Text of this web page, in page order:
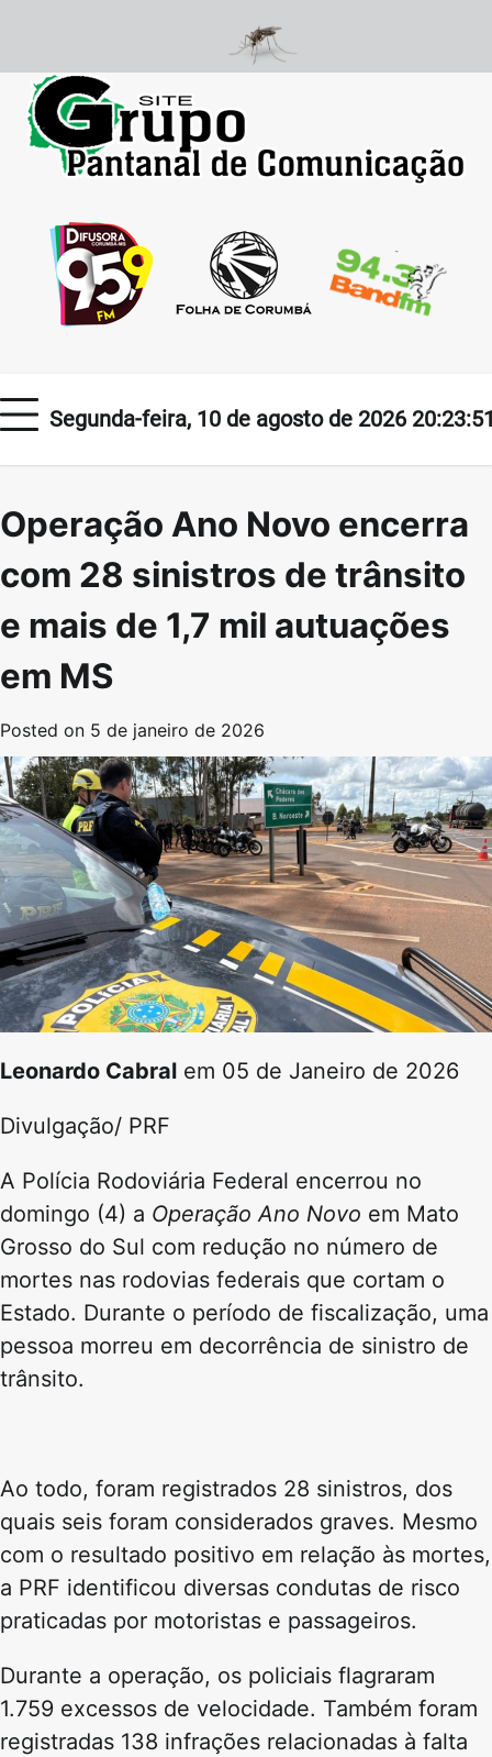
content
Segunda-feira, 10 de agosto de 2026
Operação Ano Novo encerra
com 28 sinistros de trânsito
e mais de 1,7 mil autuações
em MS
Posted on 5 de janeiro de 2026
Leonardo Cabral em 05 de Janeiro de 2026
Divulgação/ PRF
A Polícia Rodoviária Federal encerrou no
domingo (4) a Operação Ano Novo em Mato
Grosso do Sul com redução no número de
mortes nas rodovias federais que cortam o
Estado. Durante o período de fiscalização, uma
pessoa morreu em decorrência de sinistro de
trânsito.
Ao todo, foram registrados 28 sinistros, dos
quais seis foram considerados graves. Mesmo
com o resultado positivo em relação às mortes,
a PRF identificou diversas condutas de risco
praticadas por motoristas e passageiros.
Durante a operação, os policiais flagraram
1.759 excessos de velocidade. Também foram
registradas 138 infrações relacionadas à falta